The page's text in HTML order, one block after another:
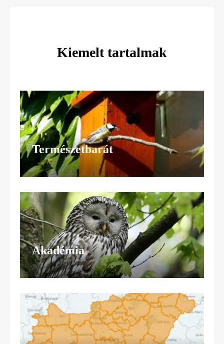
Kiemelt tartalmak
Természetbarát
Akadémia